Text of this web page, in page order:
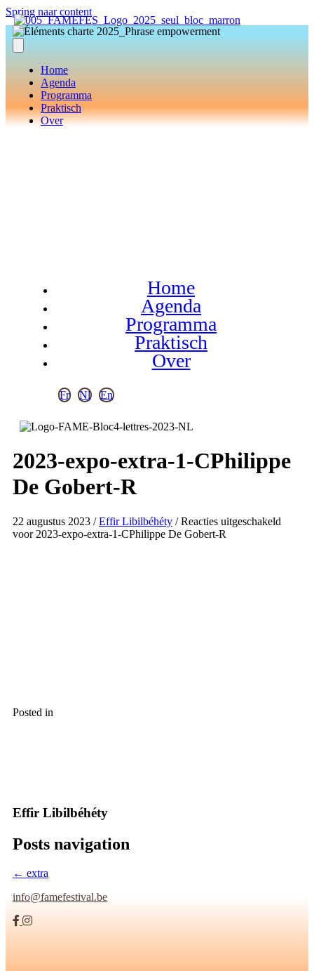
Spring naar content
Home
Agenda
Programma
Praktisch
Over
Home
Agenda
Programma
Praktisch
Over
Fr Nl En
2023-expo-extra-1-CPhilippe
De Gobert-R
22 augustus 2023 /Effir Libilbéhéty /Reacties uitgeschakeld
voor 2023-expo-extra-1-CPhilippe De Gobert-R
Posted in
Effir Libilbéhéty
Posts navigation
← extra
info@famefestival.be